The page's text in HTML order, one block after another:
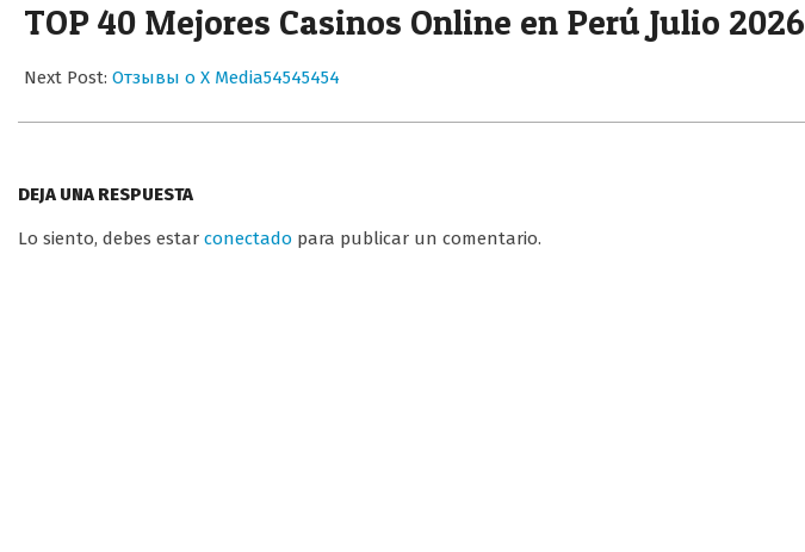
TOP 40 Mejores Casinos Online en Perú Julio 2026
Next Post: Отзывы о X Media54545454
DEJA UNA RESPUESTA
Lo siento, debes estar conectado para publicar un comentario.